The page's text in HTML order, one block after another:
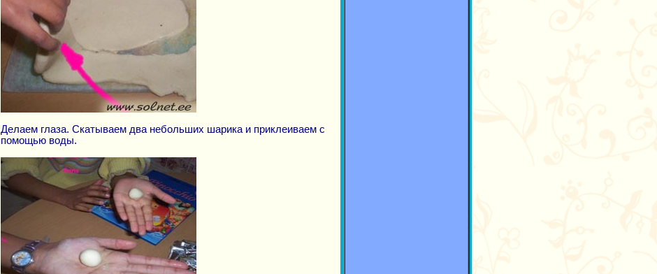
Делаем глаза. Скатываем два небольших шарика и приклеиваем с
помощью воды.